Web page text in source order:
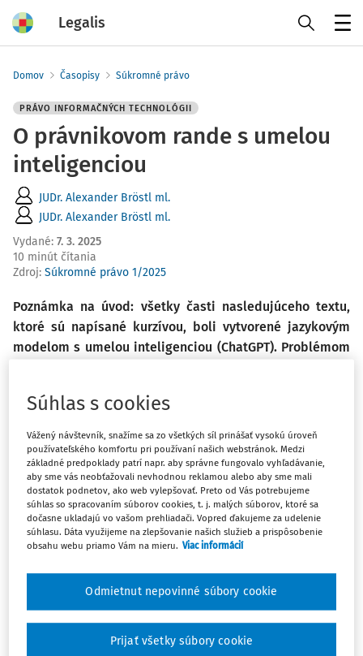
Legalis
Domov Časopisy Súkromné právo
PRÁVO INFORMAČNÝCH TECHNOLÓGII
O právnikovom rande s umelou
inteligenciou
JUDr. Alexander Bröstl ml.
JUDr. Alexander Bröstl ml.
Vydané: 7. 3. 2025
10 minút čítania
Zdroj: Súkromné právo 1/2025
Poznámka na úvod: všetky časti nasledujúceho textu,
ktoré sú napísané kurzívou, boli vytvorené jazykovým
modelom s umelou inteligenciou (ChatGPT). Problémom
alebo umelé ženské poprsie?
Je príznačné, že v teórii (zadefinovanie pojmu "AI"
vedcami v roku 1956) zvíťazila umelá inteligencia, v praxi
(prvá implantácia silikónových náhrad v roku 1962) ženský
dekolt.1) V časoch, kedy sivé mozgové bunky kolektívneho
ľudského mozgu očividne odumierajú, snáď bude šťastím,
že ich umelá náhrada2)dnes zažíva celosvetový boom.
Ak ste sa s umelou inteligenciou v podobe četovacích
partnerov (je vôbec ChatGPT umelou inteligenciou?3)
ešte nemali možnosť konfrontovať, predbehli vás dokonca
Súhlas s cookies
Vážený návštevník, snažíme sa zo všetkých síl prinášať vysokú úroveň
používateľského komfortu pri používaní našich webstránok. Medzi
základné predpoklady patrí napr. aby správne fungovalo vyhľadávanie,
aby sme vás neobťažovali nevhodnou reklamou alebo aby sme mali
dostatok podnetov, ako web vylepšovať. Preto od Vás potrebujeme
súhlas so spracovaním súborov cookies, t. j. malých súborov, ktoré sa
dočasne ukladajú vo vašom prehliadači. Vopred ďakujeme za udelenie
súhlasu. Dáta využijeme na zlepšovanie našich služieb a prispôsobenie
obsahu webu priamo Vám na mieru. Viac informácií
Odmietnut nepovinné súbory cookie
Prijať všetky súbory cookie